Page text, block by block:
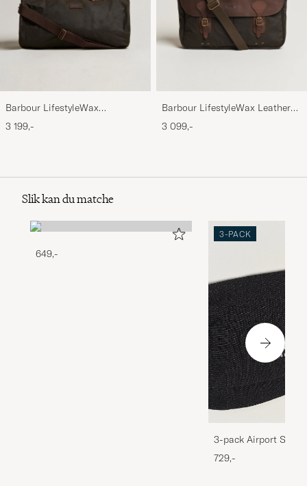
Barbour LifestyleWax
HoldallOlive
3 199,-
Barbour LifestyleWax Leather
Briefcase Olive
3 099,-
Slik kan du matche
649,-
3-PACK
3-pack Airport
Melange
729,-